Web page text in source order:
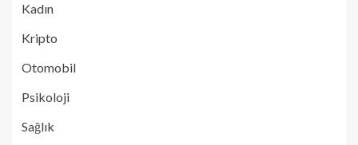
Kadın
Kripto
Otomobil
Psikoloji
Sağlık